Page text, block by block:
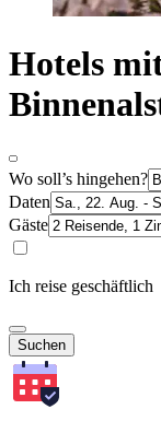
Hotels
Wo soll’s hingehen?
Daten
Gäste
Ich reise geschäftlich
Suchen